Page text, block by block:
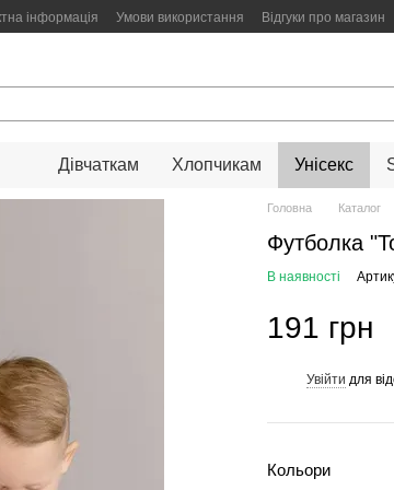
інформація Умови використання Відгуки про магазин
Дівчаткам Хлопчикам Унісекс
Головна Каталог
Футболка
В наявності
191 грн
Увійти для
Кольори